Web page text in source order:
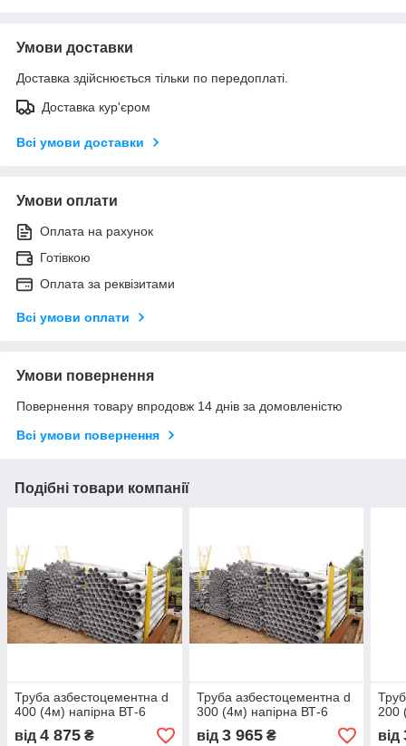
Умови доставки
Доставка здійснюється тільки по передоплаті.
Доставка кур'єром
Всі умови доставки
Умови оплати
Оплата на рахунок
Готівкою
Оплата за реквізитами
Всі умови оплати
Умови повернення
Повернення товару впродовж 14 днів за домовленістю
Всі умови повернення
Подібні товари компанії
Труба азбестоцементна d
400 (4м) напірна ВТ-6
від 4 875 ₴
Труба азбестоцементна d
300 (4м) напірна ВТ-6
від 3 965₴
200
від